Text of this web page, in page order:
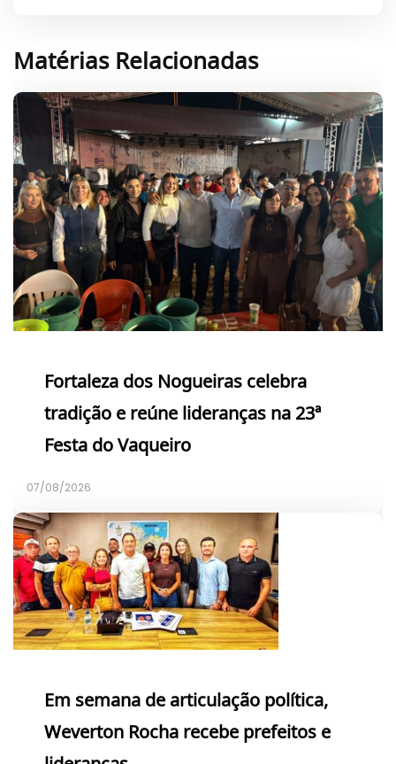
Matérias Relacionadas
Fortaleza dos Nogueiras celebra
tradição e reúne lideranças na 23ª
Festa do Vaqueiro
07/08/2026
Em semana de articulação política,
Weverton Rocha recebe prefeitos e